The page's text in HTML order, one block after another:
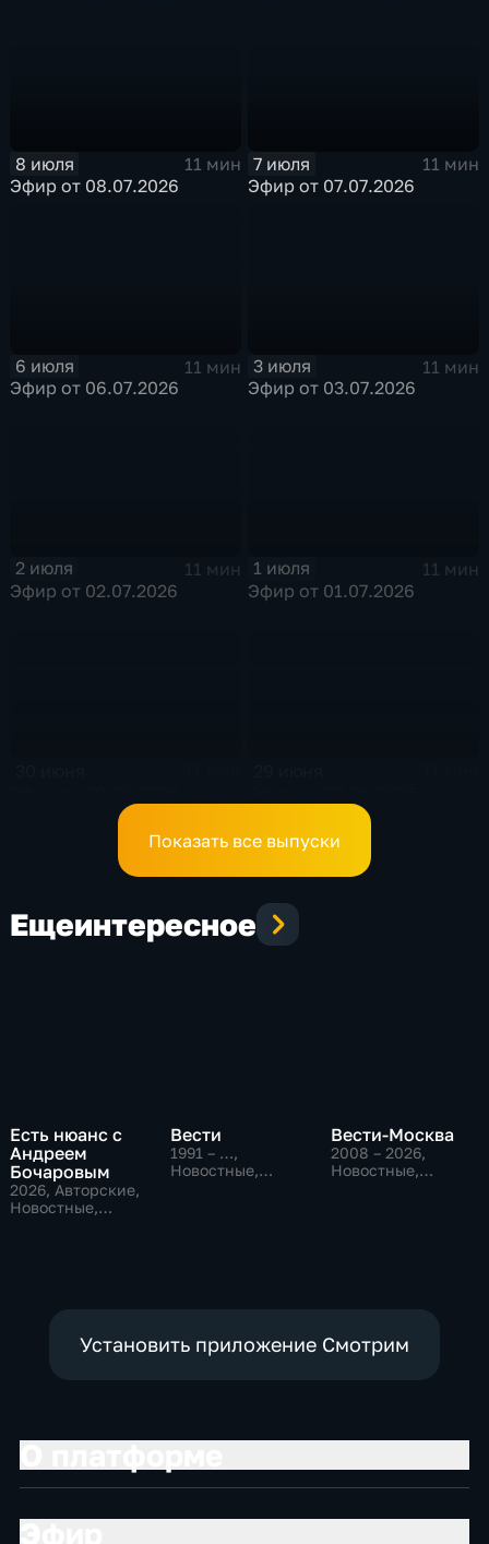
8 июля
11 мин
Эфир от 08.07.2026
7 июля
11 мин
Эфир от 07.07.2026
6 июля
11 мин
Эфир от 06.07.2026
3 июля
11 мин
Эфир от 03.07.2026
2 июля
11 мин
Эфир от 02.07.2026
1 июля
11 мин
Эфир от 01.07.2026
Показать все выпуски
Ещеинтересное
Есть нюанс с
Андреем
Бочаровым
2026, Авторские,
Новостные,
Вести
1991 – …,
Новостные,
Вести-Москва
2008 – 2026,
Новостные,
Установить приложение Смотрим